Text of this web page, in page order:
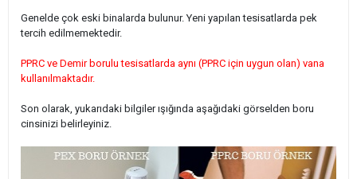
Genelde çok eski binalarda bulunur. Yeni yapılan tesisatlarda pek
tercih edilmemektedir.
PPRC ve Demir borulu tesisatlarda aynı (PPRC için uygun olan) vana
kullanılmaktadır.
Son olarak, yukarıdaki bilgiler ışığında aşağıdaki görselden boru
cinsinizi belirleyiniz.